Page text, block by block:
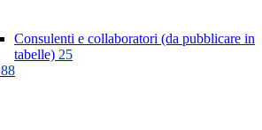
Consulenti e collaboratori (da pubblicare in
tabelle) 25
88